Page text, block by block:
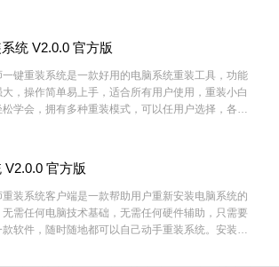
统 V2.0.0 官方版
一键重装系统是一款好用的电脑系统重装工具，功能
大，操作简单易上手，适合所有用户使用，重装小白
学会，拥有多种重装模式，可以任用户选择，各个
V2.0.0 官方版
重装系统客户端是一款帮助用户重新安装电脑系统的
无需任何电脑技术基础，无需任何硬件辅助，只需要
软件，随时随地都可以自己动手重装系统。安装过